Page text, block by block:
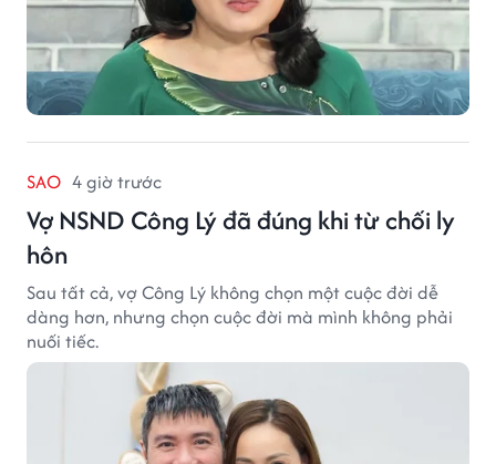
SAO 4 giờ trước
Vợ NSND Công Lý đã đúng khi từ chối ly
hôn
Sau tất cả, vợ Công Lý không chọn một cuộc đời dễ
dàng hơn, nhưng chọn cuộc đời mà mình không phải
nuối tiếc.